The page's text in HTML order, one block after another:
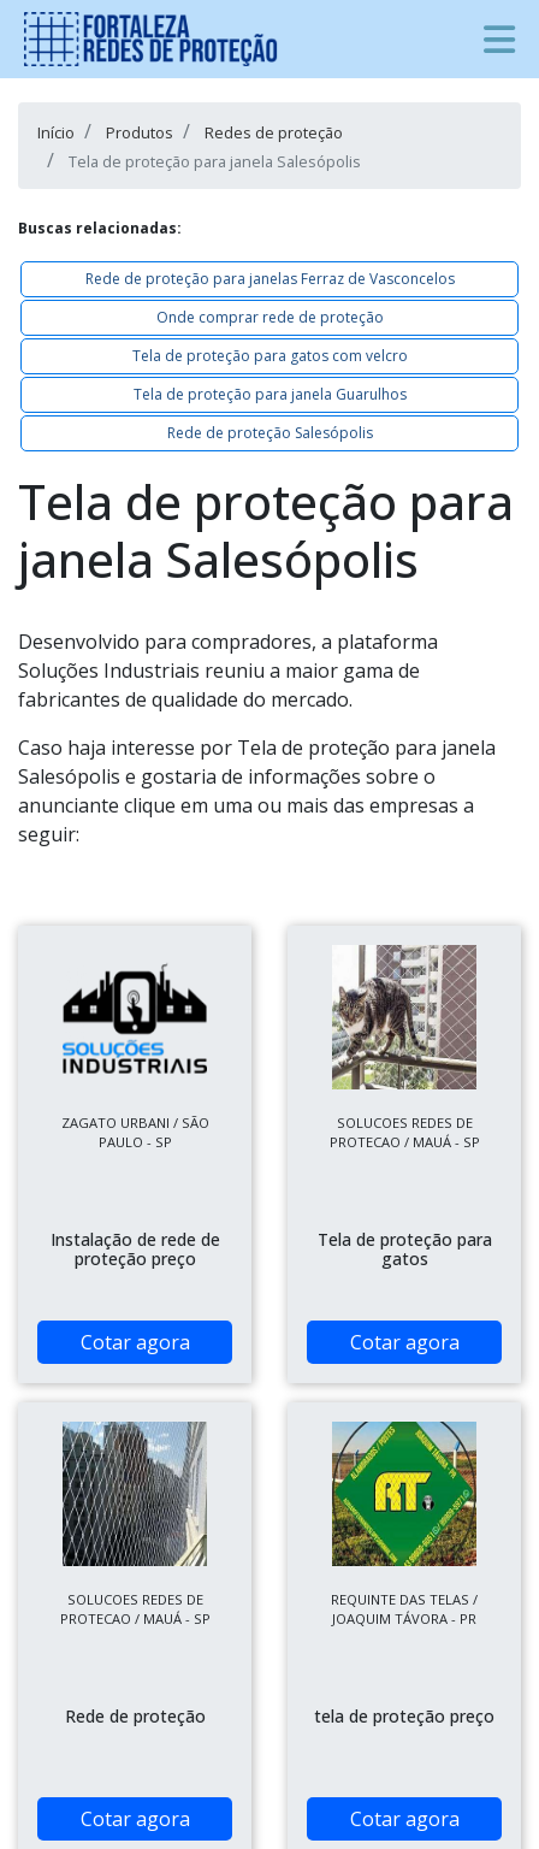
Início Produtos
Redes de proteção
Tela de proteção para janela Salesópolis
Buscas relacionadas:
Rede de proteção para janelas Ferraz de Vasconcelos
Onde comprar rede de proteção
Tela de proteção para gatos com velcro
Tela de proteção para janela Guarulhos
Rede de proteção Salesópolis
Tela de proteção para
janela Salesópolis
Desenvolvido para compradores, a plataforma
Soluções Industriais reuniu a maior gama de
fabricantes de qualidade do mercado.
Caso haja interesse por Tela de proteção para janela
Salesópolis e gostaria de informações sobre o
anunciante clique em uma ou mais das empresas a
seguir:
ZAGATO URBANI / SÃO
PAULO - SP
Instalação de rede de
proteção preço
Cotar agora
SOLUCOES REDES DE
PROTECAO / MAUÁ - SP
Tela de proteção para
gatos
Cotar agora
SOLUCOES REDES DE
PROTECAO / MAUÁ - SP
Rede de proteção
Cotar agora
REQUINTE DAS TELAS /
JOAQUIM TÁVORA - PR
tela de proteção preço
Cotar agora